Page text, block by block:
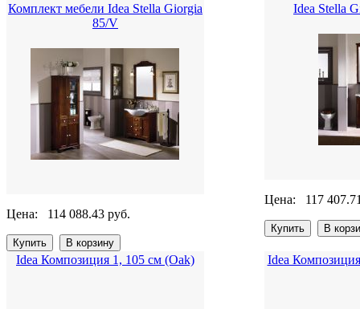
Комплект мебели Idea Stella Giorgia
85/V
Цена: 114 088.43 руб.
Idea Stella
Цена: 117
Idea Композиция 1, 105 см (Oak) Idea